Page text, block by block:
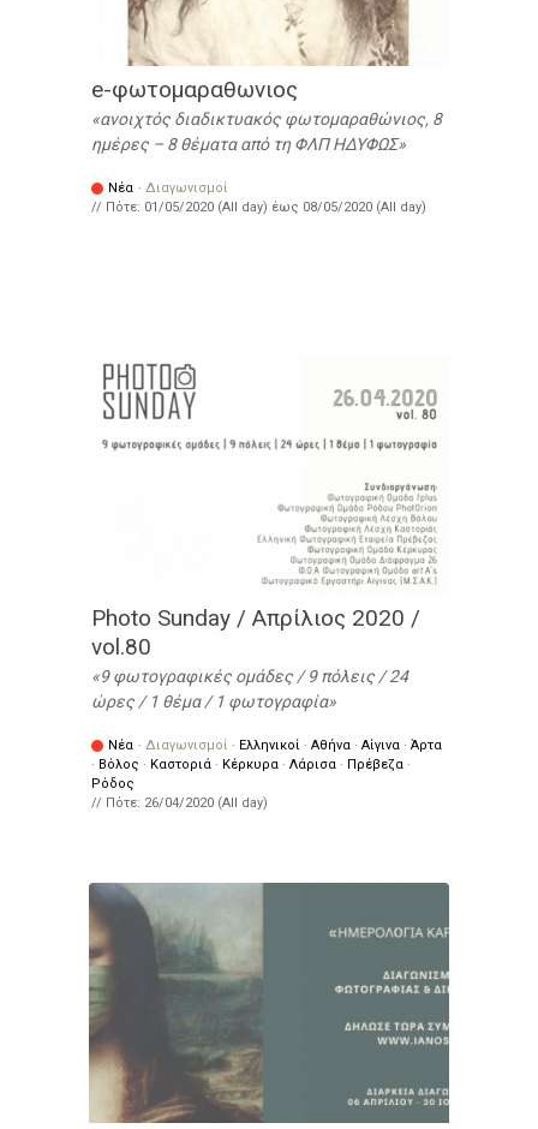
e-φωτομαραθωνιος
ανοιχτός διαδικτυακός φωτομαραθώνιος, 8
ημέρες – 8 θέματα από τη ΦΛΠ ΗΔΥΦΩΣ
Νέα · Διαγωνισμοί
// Πότε: 01/05/2020 (All day) έως 08/05/2020 (All day)
Photo Sunday / Απρίλιος 2020 /
vol.80
9 φωτογραφικές ομάδες / 9 πόλεις / 24
ώρες / 1 θέμα / 1 φωτογραφία
Νέα · Διαγωνισμοί · Ελληνικοί · Αθήνα · Αίγινα · Άρτα
· Βόλος · Καστοριά · Κέρκυρα · Λάρισα · Πρέβεζα ·
Ρόδος
// Πότε: 26/04/2020 (All day)